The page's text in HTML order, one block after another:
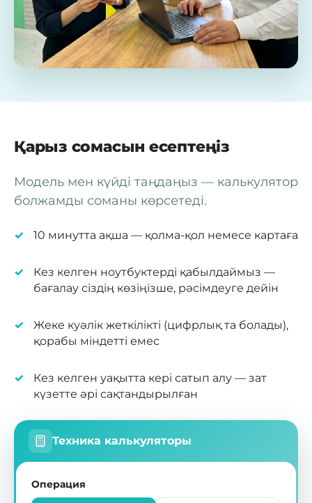
Қарыз сомасын есептеңіз
Модель мен күйді таңдаңыз — калькулятор
болжамды соманы көрсетеді.
10 минутта ақша — қолма-қол немесе картаға
Кез келген ноутбуктерді қабылдаймыз —
бағалау сіздің көзіңізше, рәсімдеуге дейін
Жеке куәлік жеткілікті (цифрлық та болады),
қорабы міндетті емес
Кез келген уақытта кері сатып алу — зат
күзетте әрі сақтандырылған
Техника калькуляторы
Операция